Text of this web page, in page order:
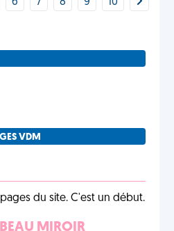
VDM
du site. C'est un début.
MIROIR